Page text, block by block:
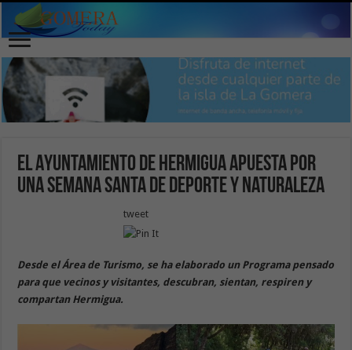
El Ayuntamiento de Hermigua apuesta por
una Semana Santa de Deporte y Naturaleza
tweet
Desde el Área de Turismo, se ha elaborado un Programa pensado
para que vecinos y visitantes, descubran, sientan, respiren y
compartan Hermigua.